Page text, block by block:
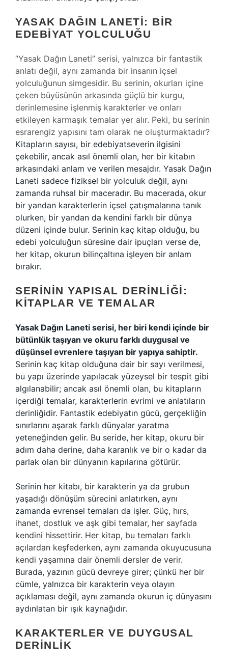
YASAK DAĞIN LANETI: BIR
EDEBIYAT YOLCULUĞU
“Yasak Dağın Laneti” serisi, yalnızca bir fantastik
anlatı değil, aynı zamanda bir insanın içsel
yolculuğunun simgesidir. Bu serinin, okurları içine
çeken büyüsünün arkasında güçlü bir kurgu,
derinlemesine işlenmiş karakterler ve onları
etkileyen karmaşık temalar yer alır. Peki, bu serinin
esrarengiz yapısını tam olarak ne oluşturmaktadır?
Kitapların sayısı, bir edebiyatseverin ilgisini
çekebilir, ancak asıl önemli olan, her bir kitabın
arkasındaki anlam ve verilen mesajdır. Yasak Dağın
Laneti sadece fiziksel bir yolculuk değil, aynı
zamanda ruhsal bir maceradır. Bu macerada, okur
bir yandan karakterlerin içsel çatışmalarına tanık
olurken, bir yandan da kendini farklı bir dünya
düzeni içinde bulur. Serinin kaç kitap olduğu, bu
edebi yolculuğun süresine dair ipuçları verse de,
her kitap, okurun bilinçaltına işleyen bir anlam
bırakır.
SERININ YAPISAL DERINLIĞI:
KITAPLAR VE TEMALAR
Yasak Dağın Laneti serisi, her biri kendi içinde bir
bütünlük taşıyan ve okuru farklı duygusal ve
düşünsel evrenlere taşıyan bir yapıya sahiptir.
Serinin kaç kitap olduğuna dair bir sayı verilmesi,
bu yapı üzerinde yapılacak yüzeysel bir tespit gibi
algılanabilir; ancak asıl önemli olan, bu kitapların
içerdiği temalar, karakterlerin evrimi ve anlatıların
derinliğidir. Fantastik edebiyatın gücü, gerçekliğin
sınırlarını aşarak farklı dünyalar yaratma
yeteneğinden gelir. Bu seride, her kitap, okuru bir
adım daha derine, daha karanlık ve bir o kadar da
parlak olan bir dünyanın kapılarına götürür.
Serinin her kitabı, bir karakterin ya da grubun
yaşadığı dönüşüm sürecini anlatırken, aynı
zamanda evrensel temaları da işler. Güç, hırs,
ihanet, dostluk ve aşk gibi temalar, her sayfada
kendini hissettirir. Her kitap, bu temaları farklı
açılardan keşfederken, aynı zamanda okuyucusuna
kendi yaşamına dair önemli dersler de verir.
Burada, yazının gücü devreye girer; çünkü her bir
cümle, yalnızca bir karakterin veya olayın
açıklaması değil, aynı zamanda okurun iç dünyasını
aydınlatan bir ışık kaynağıdır.
KARAKTERLER VE DUYGUSAL
DERINLIK